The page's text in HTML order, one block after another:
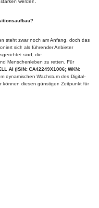
steht zwar noch am Anfang, doch das
sich als führender Anbieter
sind, die
Menschenleben zu retten. Für
AI (ISIN: CA42249X1006; WKN:
dynamischen Wachstum des Digital-
können diesen günstigen Zeitpunkt für